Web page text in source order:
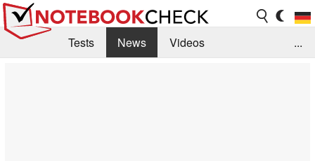
Tests News
Videos
...